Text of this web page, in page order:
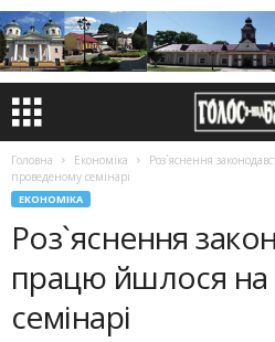
Головна Економіка
Роз`яснення
проведеному семінарі
ЕКОНОМІКА
Роз`яснення
працю йшлося
семінарі